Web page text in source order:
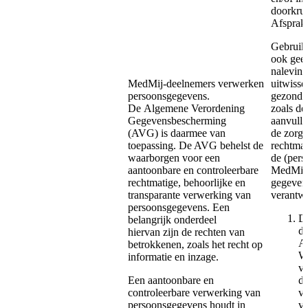
MedMij-deelnemers verwerken
persoonsgegevens.
De Algemene Verordening
Gegevensbescherming
(AVG) is daarmee van
toepassing. De AVG behelst de
waarborgen voor een
aantoonbare en controleerbare
rechtmatige, behoorlijke en
transparante verwerking van
persoonsgegevens. Een
belangrijk onderdeel
hiervan zijn de rechten van
betrokkenen, zoals het recht op
informatie en inzage.
Een aantoonbare en
controleerbare verwerking van
persoonsgegevens houdt in
ook
zoals
de zorg
de
MedMij